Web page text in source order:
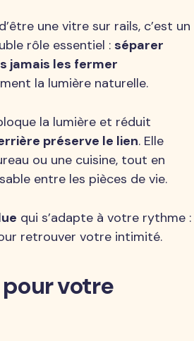
une vitre sur rails, c’est un
rôle essentiel : séparer
jamais les fermer
la lumière naturelle.
la lumière et réduit
préserve le lien. Elle
ou une cuisine, tout en
entre les pièces de vie.
qui s’adapte à votre rythme :
retrouver votre intimité.
votre